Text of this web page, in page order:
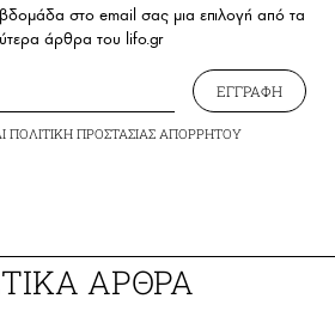
στο email σας μια επιλογή από τα
άρθρα του lifo.gr
ΕΓΓΡΑΦΗ
ΠΟΛΙΤΙΚΗ ΠΡΟΣΤΑΣΙΑΣ ΑΠΟΡΡΗΤΟΥ
ΑΡΘΡΑ